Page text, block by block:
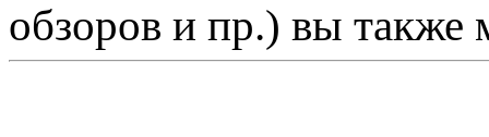
обзоров и пр.) вы также